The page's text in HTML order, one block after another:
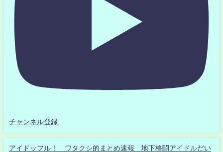
チャンネル登録
アイドッフル！ ワタクシ的まとめ速報 地下格闘アイドルだい